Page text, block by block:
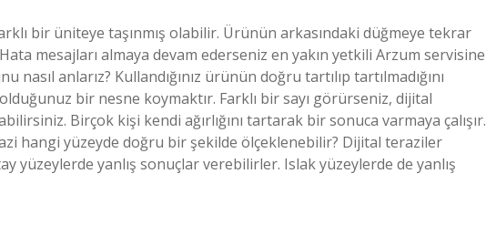
bir üniteye taşınmış olabilir. Ürünün arkasındaki düğmeye tekrar
mesajları almaya devam ederseniz en yakın yetkili Arzum servisine
anlarız? Kullandığınız ürünün doğru tartılıp tartılmadığını
bir nesne koymaktır. Farklı bir sayı görürseniz, dijital
Birçok kişi kendi ağırlığını tartarak bir sonuca varmaya çalışır.
hangi yüzeyde doğru bir şekilde ölçeklenebilir? Dijital teraziler
yüzeylerde yanlış sonuçlar verebilirler. Islak yüzeylerde de yanlış